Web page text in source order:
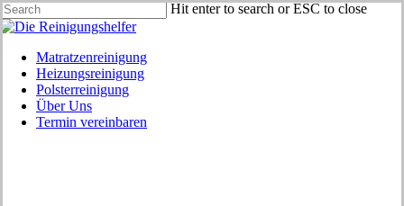
Skip
to
content
Hit enter to search or ESC to close
Close
Menu
Matratzenreinigung
Heizungsreinigung
Polsterreinigung
Über Uns
Termin vereinbaren